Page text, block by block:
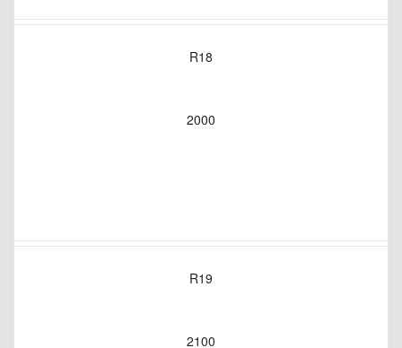
R18
2000
R19
2100